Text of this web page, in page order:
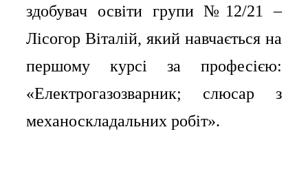
здобувач освіти групи №12/21 –
Лісогор Віталій, який навчається на
першому курсі за професією:
«Електрогазозварник; слюсар з
механоскладальних робіт».